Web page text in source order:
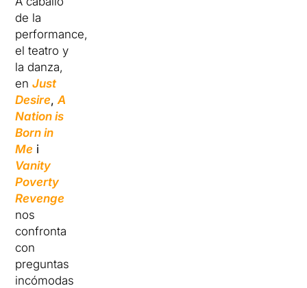
de la
performance,
el teatro y
la danza,
enJust
Desire,A
Nation is
Born in
Me i
Vanity
Poverty
Revenge
nos
confronta
con
preguntas
incómodas